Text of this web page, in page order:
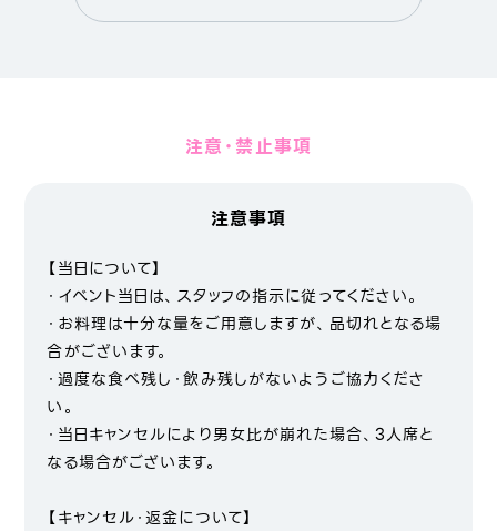
注意・禁止事項
注意事項
【当日について】
・イベント当日は、スタッフの指示に従ってください。
・お料理は十分な量をご用意しますが、品切れとなる場
合がございます。
・過度な食べ残し・飲み残しがないようご協力くださ
い。
・当日キャンセルにより男女比が崩れた場合、3人席と
なる場合がございます。
【キャンセル・返金について】